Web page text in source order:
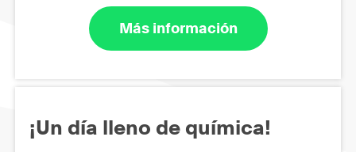
Más información
¡Un día lleno de química!